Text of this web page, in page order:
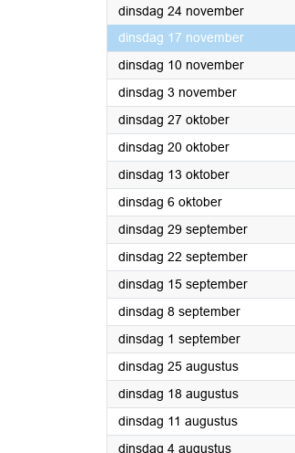
dinsdag 24 november2020
dinsdag 17 november2020
dinsdag 10 november2020
dinsdag 3 november2020
dinsdag 27 oktober2020
dinsdag 20 oktober2020
dinsdag 13 oktober2020
dinsdag 6 oktober2020
dinsdag 29 september2020
dinsdag 22 september2020
dinsdag 15 september2020
dinsdag 8 september2020
dinsdag 1 september2020
dinsdag 25 augustus2020
dinsdag 18 augustus2020
dinsdag 11 augustus2020
dinsdag 4 augustus2020